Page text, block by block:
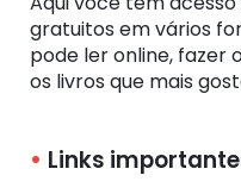
gratuitos em vários
pode ler online, fazer
os livros que mais
Links